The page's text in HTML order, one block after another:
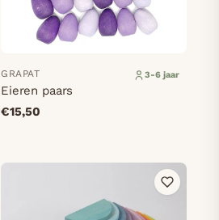
GRAPAT 3-6 jaar
Eieren paars
€15,50